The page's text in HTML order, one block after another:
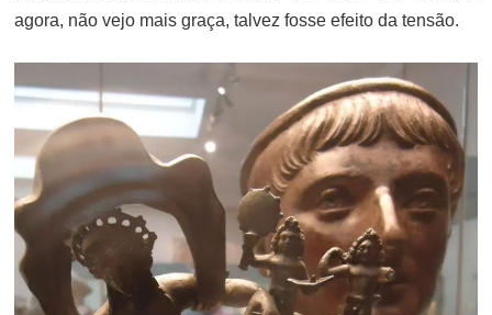
agora, não vejo mais graça, talvez fosse efeito da tensão.